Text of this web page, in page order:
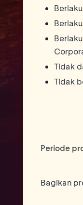
Tidak
Tidak
Periode
Bagikan